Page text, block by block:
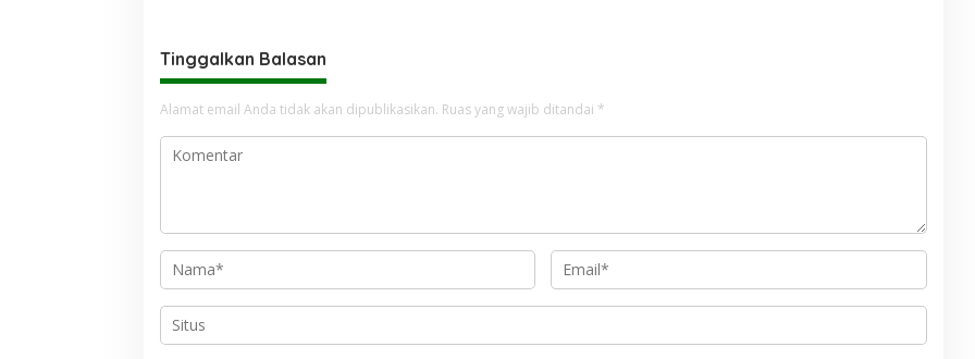
Tinggalkan Balasan
Alamat email Anda tidak akan dipublikasikan. Ruas yang wajib ditandai *